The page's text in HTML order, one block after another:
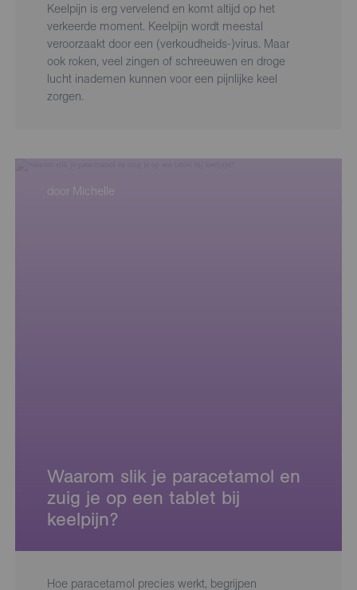
Keelpijn is erg vervelend en komt altijd op het
verkeerde moment. Keelpijn wordt meestal
veroorzaakt door een (verkoudheids-)virus. Maar
ook roken, veel zingen of schreeuwen en droge
lucht inademen kunnen voor een pijnlijke keel
zorgen.
door Michelle
Waarom slik je paracetamol en
zuig je op een tablet bij
keelpijn?
Hoe paracetamol precies werkt, begrijpen